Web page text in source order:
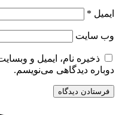
ایمیل *
وب‌ سایت
ذخیره نام، ایمیل و
دوباره دیدگاهی می‌نویسم.